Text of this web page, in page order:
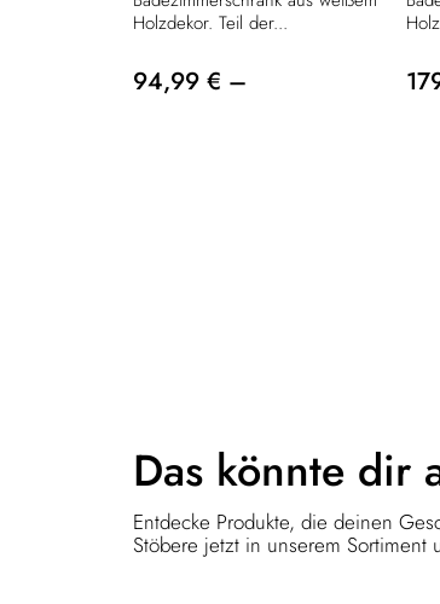
Holzdekor. Teil der...
94,99 € –
Das könnte dir
Entdecke Produkte, die deinen
Stöbere jetzt in unserem Sortiment